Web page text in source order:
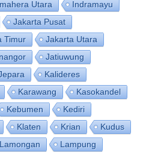
Utara
Indramayu
Jakarta Pusat
Timur
Jakarta Utara
Jatiuwung
Kalideres
Karawang
Kasokandel
Kebumen
Kediri
Klaten Krian
Kudus
Lamongan
Lampung